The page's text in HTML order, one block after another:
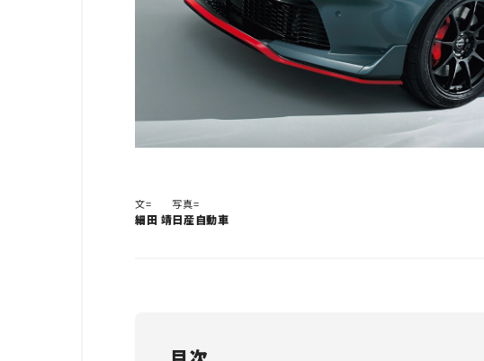
文=
細田 靖
写真=
日産自動車